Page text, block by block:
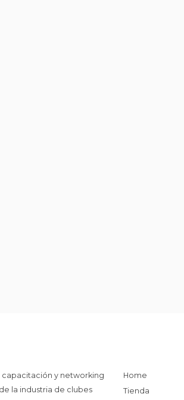
y networking
la industria de clubes
Home
Tienda